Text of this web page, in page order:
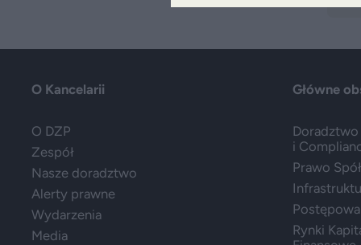
O Kancelarii
O DZP
Zespół
Nasze doradztwo
Alerty prawne
Wydarzenia
Media
Główne
Doradztwo
i
Prawo
Rynki